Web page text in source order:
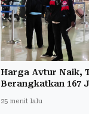
Harga Avtur Naik,
Berangkatkan 167
25 menit lalu